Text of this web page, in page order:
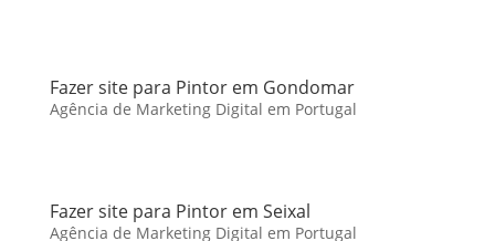
Fazer site para Pintor em Gondomar
Agência de Marketing Digital em Portugal
Fazer site para Pintor em Seixal
Agência de Marketing Digital em Portugal